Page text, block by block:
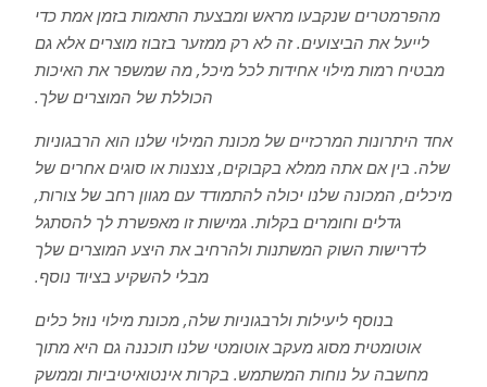
מהפרמטרים שנקבעו מראש ומבצעת התאמות בזמן אמת כדי
לייעל את הביצועים. זה לא רק ממזער בזבוז מוצרים אלא גם
מבטיח רמות מילוי אחידות לכל מיכל, מה שמשפר את האיכות
הכוללת של המוצרים שלך.
אחד היתרונות המרכזיים של מכונת המילוי שלנו הוא הרבגוניות
שלה. בין אם אתה ממלא בקבוקים, צנצנות או סוגים אחרים של
מיכלים, המכונה שלנו יכולה להתמודד עם מגוון רחב של צורות,
גדלים וחומרים בקלות. גמישות זו מאפשרת לך להסתגל
לדרישות השוק המשתנות ולהרחיב את היצע המוצרים שלך
מבלי להשקיע בציוד נוסף.
בנוסף ליעילות ולרבגוניות שלה, מכונת מילוי נוזל כלים
אוטומטית מסוג מעקב אוטומטי שלנו תוכננה גם היא מתוך
מחשבה על נוחות המשתמש. בקרות אינטואיטיביות וממשק